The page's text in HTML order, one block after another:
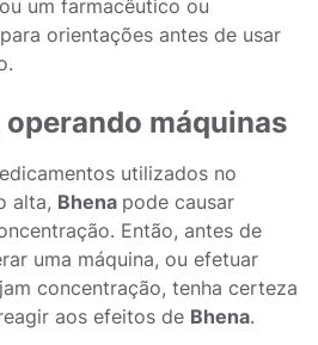
um farmacêutico ou
orientações antes de usar
máquinas
utilizados no
alta, Bhena pode causar
Então, antes de
uma máquina, ou efetuar
concentração, tenha certeza
aos efeitos de Bhena.